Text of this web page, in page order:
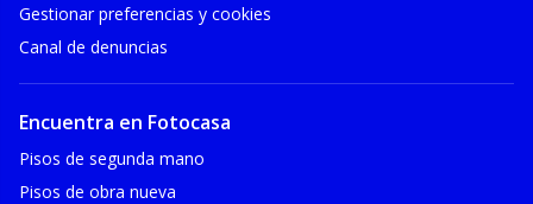
Gestionar preferencias y cookies
Canal de denuncias
Encuentra en Fotocasa
Pisos de segunda mano
Pisos de obra nueva